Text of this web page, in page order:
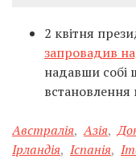
2 квітня
запровадив
надавши собі
встановлення
Австралія, Азія,
Ірландія, Іспанія,